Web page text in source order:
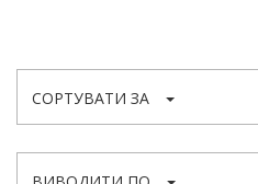
СОРТУВАТИ ЗА